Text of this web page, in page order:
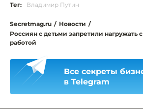
Тег: Владимир Путин
Secretmag.ru / Новости /
Россиян с детьми запретили нагружать
работой
Все секреты
в Telegram